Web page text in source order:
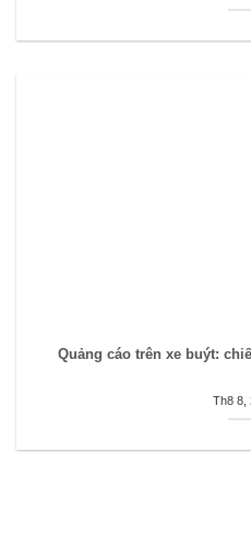
Quảng cáo trên xe buýt:
Th8 8,